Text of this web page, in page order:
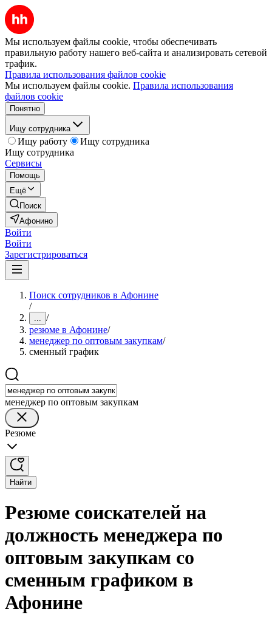
Мы используем файлы cookie, чтобы обеспечивать
правильную работу нашего веб-сайта и анализировать сетевой
трафик.
Правила использования файлов cookie
Мы используем файлы cookie. Правила использования
файлов cookie
Понятно
Ищу сотрудника
Ищу работу
Ищу сотрудника
Ищу сотрудника
Сервисы
Помощь
Ещё
Поиск
Афонино
Войти
Войти
Зарегистрироваться
Поиск сотрудников в Афонине
/
... /
резюме в Афонине/
менеджер по оптовым закупкам/
сменный график
менеджер по оптовым закупкам
Резюме
Найти
Резюме соискателей на
должность менеджера по
оптовым закупкам со
сменным графиком в
Афонине